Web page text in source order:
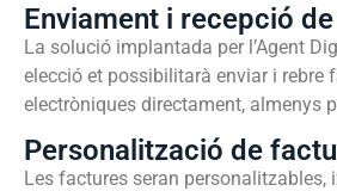
Enviament i recepció
La solució implantada per l’Agent
elecció et possibilitarà enviar i rebre
electròniques directament, almenys
Personalització de
Les factures seran personalitzables,